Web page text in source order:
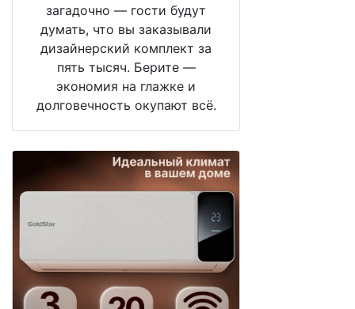
загадочно — гости будут
думать, что вы заказывали
дизайнерский комплект за
пять тысяч. Берите —
экономия на глажке и
долговечность окупают всё.